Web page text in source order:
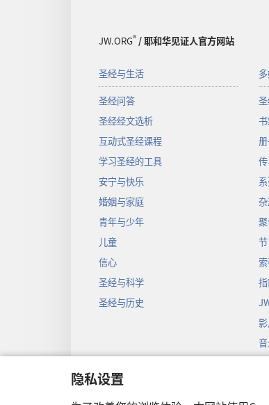
隐私设置
JW.ORG®/ 耶和华见证人官方网站
圣经与生活
圣经问答
圣经经文选析
互动式圣经课程
学习圣经的工具
安宁与快乐
婚姻与家庭
青年与少年
儿童
信心
圣经与科学
圣经与历史